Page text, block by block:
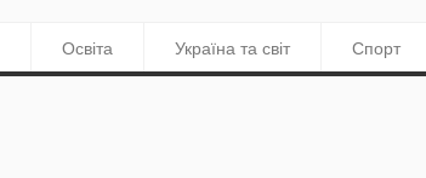
Освіта Україна та світ Спорт